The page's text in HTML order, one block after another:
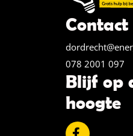
Contact
078 2001 097
Blijf op
hoogte